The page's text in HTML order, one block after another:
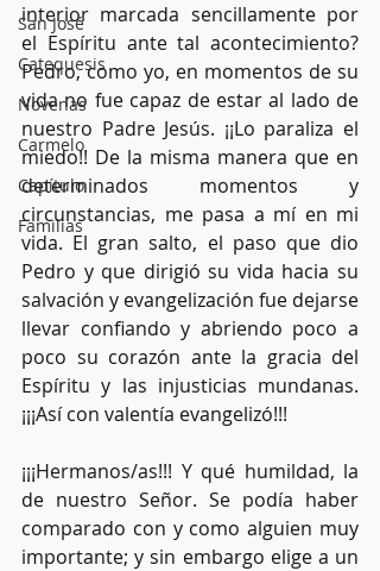
San José
Catequesis
Novenas
Carmelo
Capítulo
Familias
interior marcada sencillamente por
el Espíritu ante tal acontecimiento?
Pedro, como yo, en momentos de su
vida no fue capaz de estar al lado de
nuestro Padre Jesús. ¡¡Lo paraliza el
miedo!! De la misma manera que en
determinados momentos y
circunstancias, me pasa a mí en mi
vida. El gran salto, el paso que dio
Pedro y que dirigió su vida hacia su
salvación y evangelización fue dejarse
llevar confiando y abriendo poco a
poco su corazón ante la gracia del
Espíritu y las injusticias mundanas.
¡¡¡Así con valentía evangelizó!!!
¡¡¡Hermanos/as!!! Y qué humildad, la
de nuestro Señor. Se podía haber
comparado con y como alguien muy
importante; y sin embargo elige a un